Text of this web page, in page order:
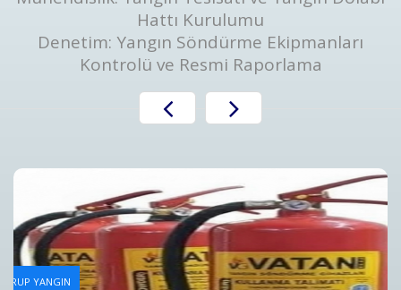
Hattı Kurulumu
Denetim: Yangın Söndürme Ekipmanları
Kontrolü ve Resmi Raporlama
YANGIN
Yangın Tüpü Dolum Hizmeti
Bursa Yangın Tüpü Dolum Hizmeti ve Fiyatları - Vatan